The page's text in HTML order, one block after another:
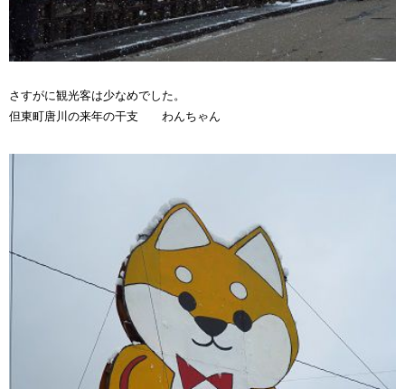
さすがに観光客は少なめでした。
但東町唐川の来年の干支 わんちゃん